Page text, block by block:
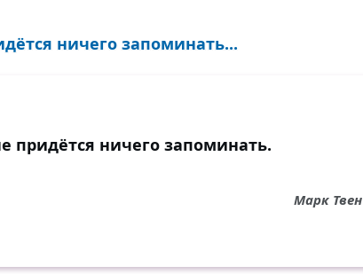
ничего запоминать...
придётся ничего запоминать.
Марк Твен